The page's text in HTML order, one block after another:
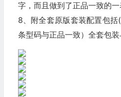
字，而且做到了正品一致的一
8、附全套原版套装配置包
条型码与正品一致）全套包